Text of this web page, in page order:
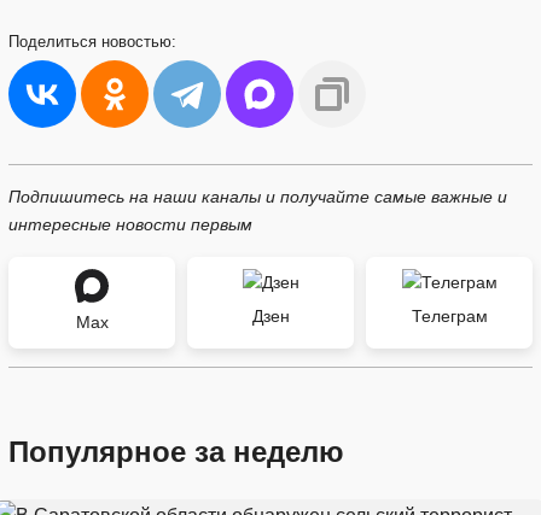
Поделиться новостью:
Подпишитесь на наши каналы и получайте самые важные и
интересные новости первым
Max Дзен Телеграм
Популярное за неделю